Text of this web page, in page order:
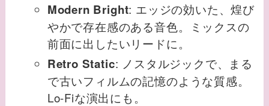
Modern Bright: エッジの効いた、煌び
やかで存在感のある音色。ミックスの
前面に出したいリードに。
Retro Static: ノスタルジックで、まる
で古いフィルムの記憶のような質感。
Lo-Fiな演出にも。